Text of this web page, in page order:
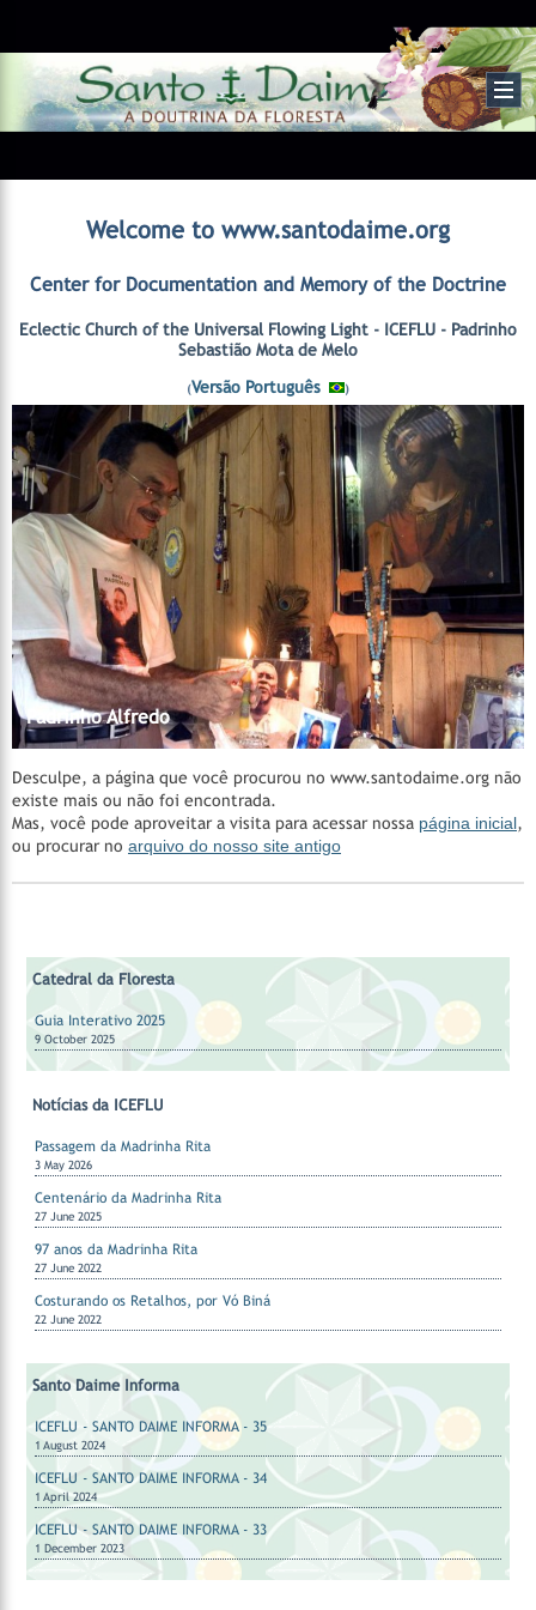
Welcome to www.santodaime.org
Center for Documentation and Memory of the Doctrine
Eclectic Church of the Universal Flowing Light - ICEFLU - Padrinho
Sebastião Mota de Melo
(Versão Português )
Madrinha Rita
Catedral da Floresta
Catedral da Floresta
Acervo do CEDOC
Catedral da Floresta
Santa Casa de Cura - Padrinho Manoel Corrente
Nossos Padrinhos
AMAGAIA
Manejo Florestal Comunitário
Vila Céu do Mapiá
Mestre Irineu
Fazenda São Sebastião
Padrinho Sebastião
Hinários
Feitio
Feitio
Padrinho Alfredo
Desculpe, a página que você procurou no www.santodaime.org não
existe mais ou não foi encontrada.
Mas, você pode aproveitar a visita para acessar nossa página inicial,
ou procurar no arquivo do nosso site antigo
Catedral da Floresta
Guia Interativo 2025
9 October 2025
Notícias da ICEFLU
Passagem da Madrinha Rita
3 May 2026
Centenário da Madrinha Rita
27 June 2025
97 anos da Madrinha Rita
27 June 2022
Costurando os Retalhos, por Vó Biná
22 June 2022
Santo Daime Informa
ICEFLU - SANTO DAIME INFORMA - 35
1 August 2024
ICEFLU - SANTO DAIME INFORMA - 34
1 April 2024
ICEFLU - SANTO DAIME INFORMA - 33
1 December 2023